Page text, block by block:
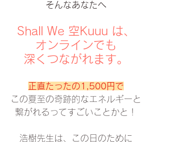
そんなあなたへ
Shall We 空Kuuu は、
オンラインでも
深くつながれます。
正直たったの1,500円で
この夏至の奇跡的なエネルギーと
繋がれるってすごいことかと！
浩樹先生は、この日のために